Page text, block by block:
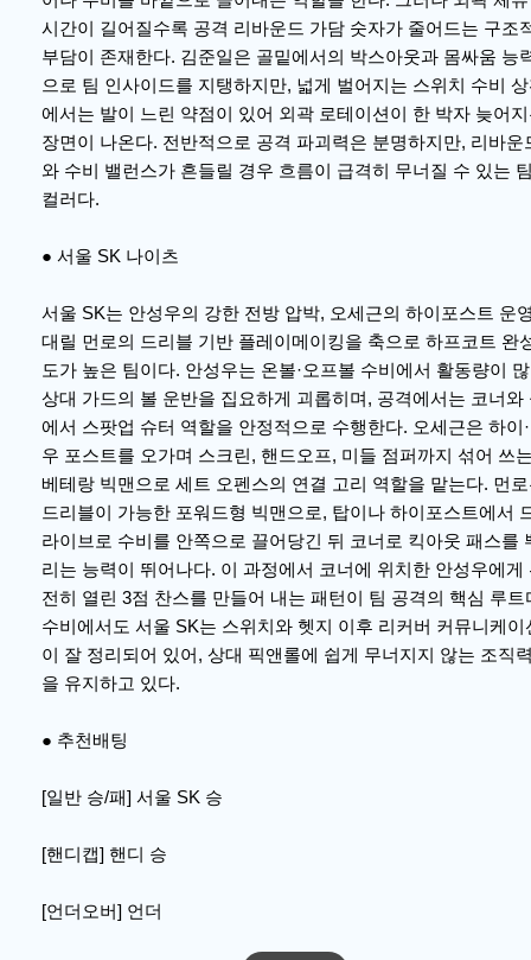
시간이 길어질수록 공격 리바운드 가담 숫자가 줄어드는 구조
부담이 존재한다. 김준일은 골밑에서의 박스아웃과 몸싸움 능
으로 팀 인사이드를 지탱하지만, 넓게 벌어지는 스위치 수비
에서는 발이 느린 약점이 있어 외곽 로테이션이 한 박자 늦어
장면이 나온다. 전반적으로 공격 파괴력은 분명하지만, 리바운
와 수비 밸런스가 흔들릴 경우 흐름이 급격히 무너질 수 있는
컬러다.
● 서울 SK 나이츠
서울 SK는 안성우의 강한 전방 압박, 오세근의 하이포스트 운
대릴 먼로의 드리블 기반 플레이메이킹을 축으로 하프코트 완
도가 높은 팀이다. 안성우는 온볼·오프볼 수비에서 활동량이
상대 가드의 볼 운반을 집요하게 괴롭히며, 공격에서는 코너와
에서 스팟업 슈터 역할을 안정적으로 수행한다. 오세근은 하이
우 포스트를 오가며 스크린, 핸드오프, 미들 점퍼까지 섞어 쓰
베테랑 빅맨으로 세트 오펜스의 연결 고리 역할을 맡는다. 먼
드리블이 가능한 포워드형 빅맨으로, 탑이나 하이포스트에서
라이브로 수비를 안쪽으로 끌어당긴 뒤 코너로 킥아웃 패스를
리는 능력이 뛰어나다. 이 과정에서 코너에 위치한 안성우에게
전히 열린 3점 찬스를 만들어 내는 패턴이 팀 공격의 핵심 루트
수비에서도 서울 SK는 스위치와 헷지 이후 리커버 커뮤니케이
이 잘 정리되어 있어, 상대 픽앤롤에 쉽게 무너지지 않는 조직
을 유지하고 있다.
● 추천배팅
[일반 승/패] 서울 SK 승
[핸디캡] 핸디 승
[언더오버] 언더